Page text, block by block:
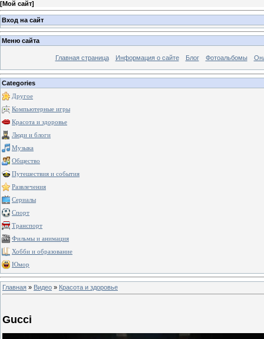
[Мой сайт]
Вход на сайт
Меню сайта
Главная страница Информация о сайте Блог Фотоальбомы
Categories
Другое
Компьютерные игры
Красота и здоровье
Люди и блоги
Музыка
Общество
Путешествия и события
Развлечения
Сериалы
Спорт
Транспорт
Фильмы и анимация
Хобби и образование
Юмор
Главная » Видео » Красота и здоровье
Gucci